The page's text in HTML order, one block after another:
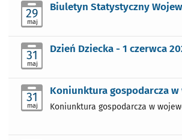
29
maj
Biuletyn Statystyczny
31
maj
Dzień Dziecka - 1 czerwca
31
maj
Koniunktura gospodarcza
Koniunktura gospodarcza w